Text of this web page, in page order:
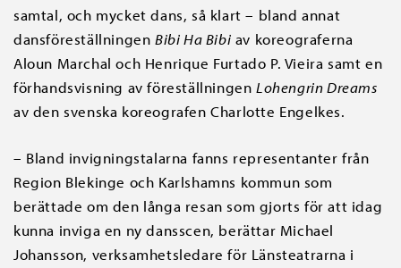
samtal, och mycket dans, så klart – bland annat
dansföreställningen Bibi Ha Bibi av koreograferna
Aloun Marchal och Henrique Furtado P. Vieira samt en
förhandsvisning av föreställningenLohengrin Dreams
av den svenska koreografen Charlotte Engelkes.
– Bland invigningstalarna fanns representanter från
Region Blekinge och Karlshamns kommun som
berättade om den långa resan som gjorts för att idag
kunna inviga en ny dansscen, berättar Michael
Johansson, verksamhetsledare för Länsteatrarna i